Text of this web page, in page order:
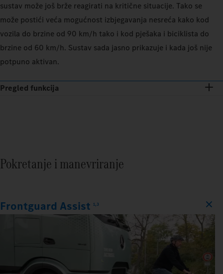
sustav može još brže reagirati na kritične situacije. Tako se
može postići veća mogućnost izbjegavanja nesreća kako kod
vozila do brzine od 90 km/h tako i kod pješaka i biciklista do
brzine od 60 km/h. Sustav sada jasno prikazuje i kada još nije
potpuno aktivan.
Pregled funkcija
Pokretanje i manevriranje
Frontguard Assist 1,3